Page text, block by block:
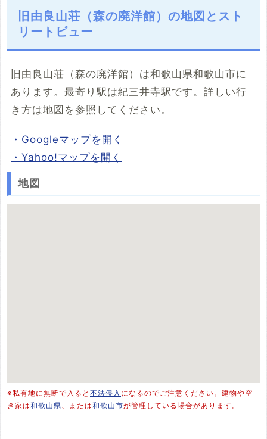
旧由良山荘（森の廃洋館）の地図とスト
リートビュー
旧由良山荘（森の廃洋館）は和歌山県和歌山市に
あります。最寄り駅は紀三井寺駅です。詳しい行
き方は地図を参照してください。
・Googleマップを開く
・Yahoo!マップを開く
地図
※私有地に無断で入ると 不法侵入 になるのでご注意ください。建物や空
き家は和歌山県 、または和歌山市が管理している場合があります。